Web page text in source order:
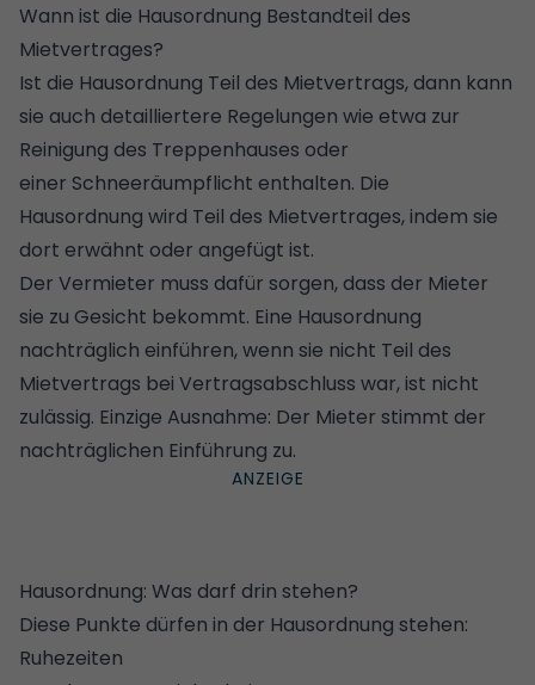
Wann ist die Hausordnung Bestandteil des
Mietvertrages?
Ist die Hausordnung Teil des Mietvertrags, dann kann
sie auch detailliertere Regelungen wie etwa zur
Reinigung des Treppenhauses oder
einer Schneeräumpflicht enthalten. Die
Hausordnung wird Teil des Mietvertrages, indem sie
dort erwähnt oder angefügt ist.
Der Vermieter muss dafür sorgen, dass der Mieter
sie zu Gesicht bekommt. Eine Hausordnung
nachträglich einführen, wenn sie nicht Teil des
Mietvertrags bei Vertragsabschluss war, ist nicht
zulässig. Einzige Ausnahme: Der Mieter stimmt der
nachträglichen Einführung zu.
Hausordnung: Was darf drin stehen?
Diese Punkte dürfen in der Hausordnung stehen:
Ruhezeiten